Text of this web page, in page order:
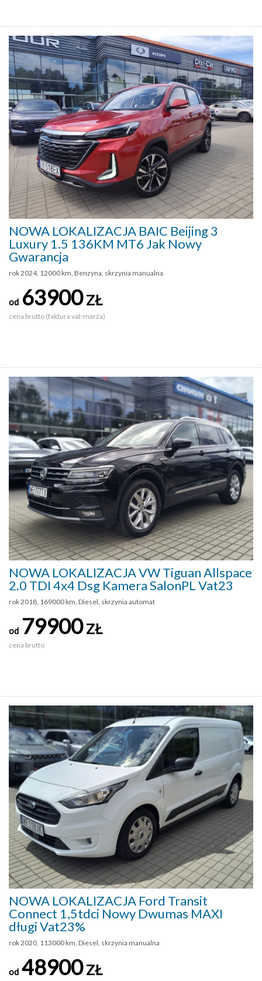
NOWA LOKALIZACJA BAIC Beijing 3
Luxury 1.5 136KM MT6 Jak Nowy
Gwarancja
rok 2024, 12000 km, Benzyna, skrzynia manualna
od 63900ZŁ
cena brutto (faktura vat-marża)
NOWA LOKALIZACJA VW Tiguan Allspace
2.0 TDI 4x4 Dsg Kamera SalonPL Vat23
rok 2018, 169000 km, Diesel, skrzynia automat
od 79900ZŁ
cena brutto
NOWA LOKALIZACJA Ford Transit
Connect 1,5tdci Nowy Dwumas MAXI
długi Vat23%
rok 2020, 113000 km, Diesel, skrzynia manualna
od 48900ZŁ